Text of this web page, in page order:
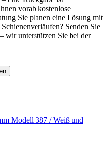
vorab kostenlose
Sie planen eine Lösung mit
Senden Sie
wir unterstützen Sie bei der
Modell 387 / Weiß und